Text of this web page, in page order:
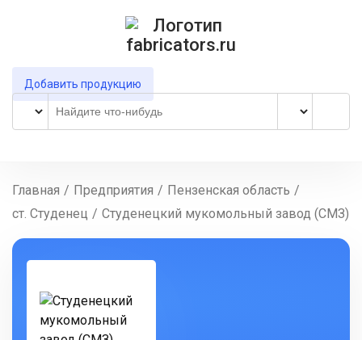
Добавить продукцию
Главная / Предприятия / Пензенская область /
ст. Студенец / Студенецкий мукомольный завод (СМЗ)